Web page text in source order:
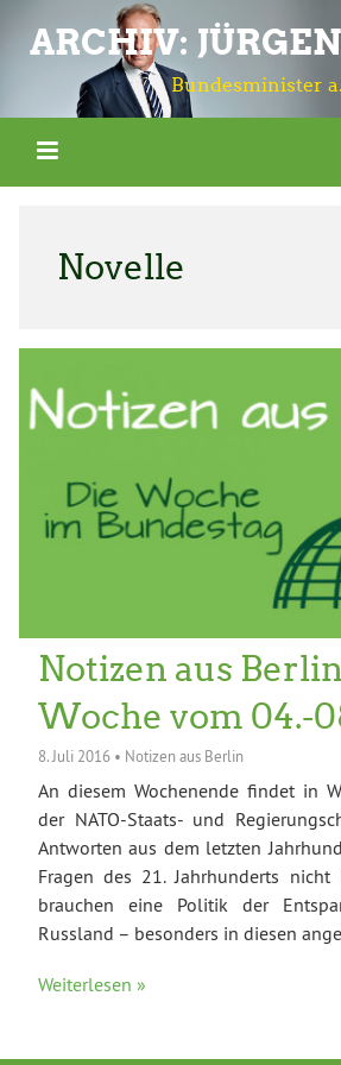
ARCHIV:
Bundesminister
Novelle
Notizen aus
Woche vom 04.-
8. Juli 2016 • Notizen aus Berlin
An diesem Wochenende findet in
der NATO-Staats- und
Antworten aus dem letzten
Fragen des 21. Jahrhunderts
brauchen eine Politik der
Russland – besonders in diesen
Weiterlesen »